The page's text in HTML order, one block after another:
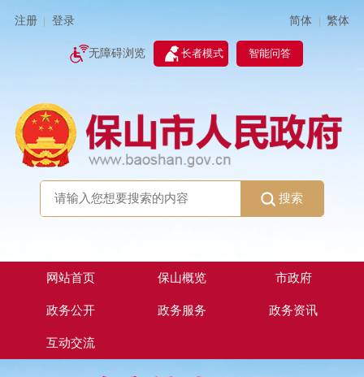
注册 登录 简体 | 繁体
无障碍浏览 长者模式 智能问答
搜索
网站首页 保山概览 市政府
政务公开 政务服务 政务资讯
互动交流